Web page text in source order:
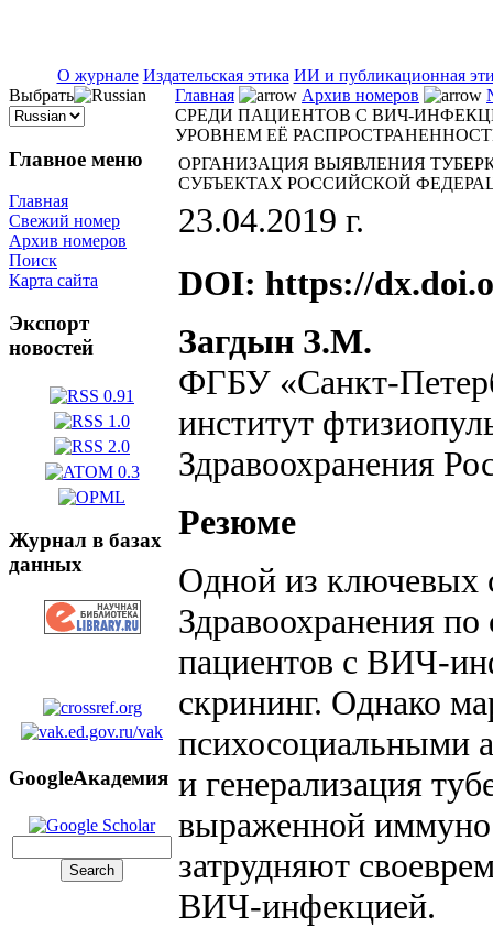
О журнале Издательская этика ИИ и публикационная
Выбрать
Главное меню
Главная
Свежий номер
Архив номеров
Поиск
Карта сайта
Экспорт
новостей
Журнал в базах
данных
GoogleАкадемия
Главная Архив номеров
СРЕДИ ПАЦИЕНТОВ С ВИЧ-
УРОВНЕМ ЕЁ
ОРГАНИЗАЦИЯ ВЫЯВЛЕНИЯ
СУБЪЕКТАХ РОССИЙСКОЙ
23.04.2019 г.
DOI: https://
Загдын З.М.
ФГБУ «Санкт-
институт
Здравоохранения
Резюме
Одной из ключевых
Здравоохранения
пациентов с ВИЧ-
скрининг. Однако
психосоциальными
и генерализация
выраженной
затрудняют
ВИЧ-инфекцией.